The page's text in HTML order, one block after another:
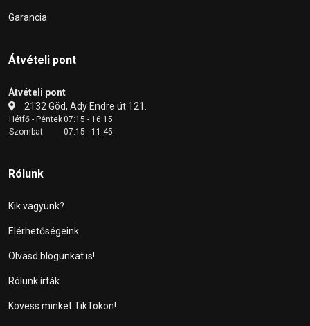
Garancia
Átvételi pont
Átvételi pont
2132 Göd, Ady Endre út 121.
Hétfő - Péntek07:15 - 16:15
Szombat
07:15 - 11:45
Rólunk
Kik vagyunk?
Elérhetőségeink
Olvasd blogunkat is!
Rólunk írták
Kövess minket TikTokon!